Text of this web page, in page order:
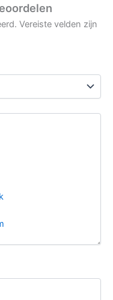
Vereiste velden zijn